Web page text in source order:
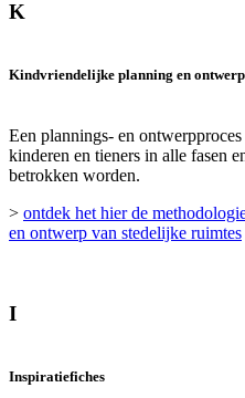
K
Kindvriendelijke planning en ontwerp
Een plannings- en
kinderen en tieners in alle fasen
betrokken worden.
> ontdek het hier de
en ontwerp van stedelijke ruimtes
I
Inspiratiefiches